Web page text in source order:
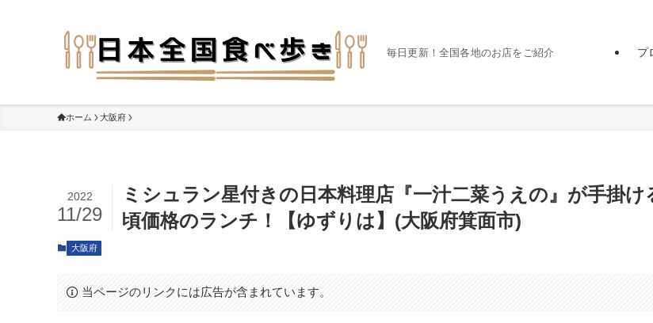
毎日更新！全国各地のお店をご紹介 プ
ホーム 大阪府
ミシュラン星付きの日本料理店『一汁二菜うえの』が手掛け
頃価格のランチ！【ゆずりは】(大阪府箕面市)
2022
11/29
大阪府
当ページのリンクには広告が含まれています。